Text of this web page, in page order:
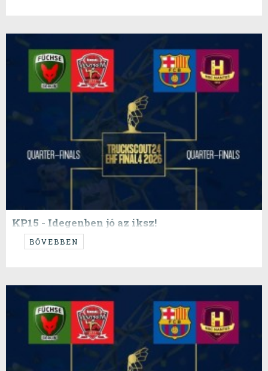
KP15 - Idegenben jó az iksz!
...ez a cím szokott működni!
BŐVEBBEN